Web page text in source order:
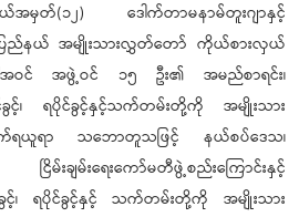
(၁၂) ဒေါက်တာမနာမ်တူးဂျာနှင့်
ပြည်နယ် အမျိုးသားလွှတ်တော် ကိုယ်စားလှယ်
အဝင် အဖွဲ့ဝင် ၁၅ ဦး၏ အမည်စာရင်း၊
၊ ရပိုင်ခွင့်နှင့်သက်တမ်းတို့ကို အမျိုးသား
ယူရာ သဘောတူသဖြင့် နယ်စပ်ဒေသ၊
မ်းချမ်းရေးကော်မတီဖွဲ့စည်းကြောင်းနှင့်
၊ ရပိုင်ခွင့်နှင့် သက်တမ်းတို့ကို အမျိုးသား